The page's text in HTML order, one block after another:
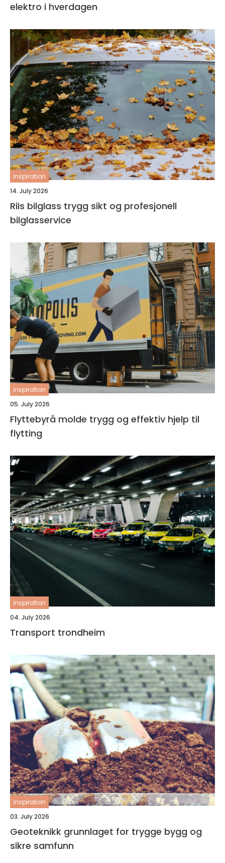
elektro i hverdagen
inspiration
14. July 2026
Riis bilglass trygg sikt og profesjonell
bilglasservice
inspiration
05. July 2026
Flyttebyrå molde trygg og effektiv hjelp til
flytting
inspiration
04. July 2026
Transport trondheim
inspiration
03. July 2026
Geoteknikk grunnlaget for trygge bygg og
sikre samfunn